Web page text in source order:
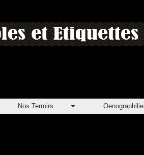
Nos Terroirs Oenographilie